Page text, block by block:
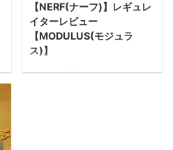
は、NERF N‐STRIKE ERITE
シリーズのリタリエイターを
ご紹介いたします！ リタリエ
イターとは、コアを含む５つ
のパーツからなるカスタマイ
ズ性に富んだ手動マガジンシ
【NERF(ナーフ)】レギュレ
イターレビュー
【MODULUS(モジュラ
ス)】